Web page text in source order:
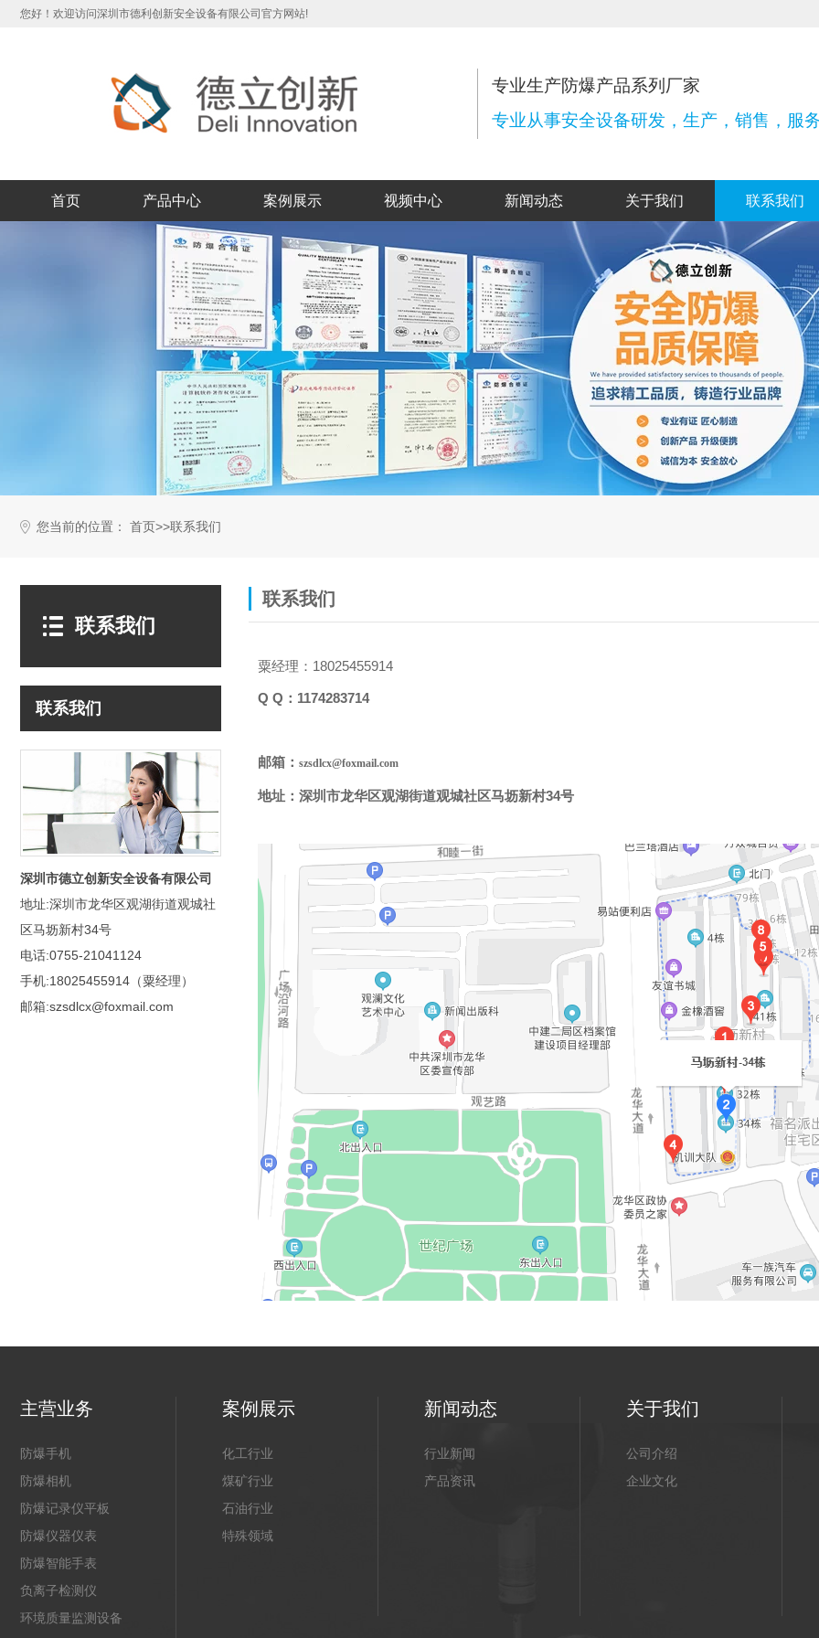
您好！欢迎访问深圳市德利创新安全设备有限公司官方网站!
专业生产防爆产品系列厂家
专业从事安全设备研发，生产，销售，服
首页 产品中心 案例展示 视频中心 新闻动态 关于我们 联系我们
您当前的位置： 首页 >>联系我们
联系我们
联系我们
深圳市德立创新安全设备有限公司
地址:深圳市龙华区观湖街道观城社
区马坜新村34号
电话:0755-21041124
手机:18025455914（粟经理）
邮箱:szsdlcx@foxmail.com
联系我们
粟经理：18025455914
Q Q：1174283714
邮箱： szsdlcx@foxmail.com
地址：深圳市龙华区观湖街道观城社区马坜新村34号
主营业务
防爆手机
防爆相机
防爆记录仪平板
防爆仪器仪表
防爆智能手表
负离子检测仪
环境质量监测设备
案例展示
化工行业
煤矿行业
石油行业
特殊领域
新闻动态
行业新闻
产品资讯
关于我们
公司介绍
企业文化